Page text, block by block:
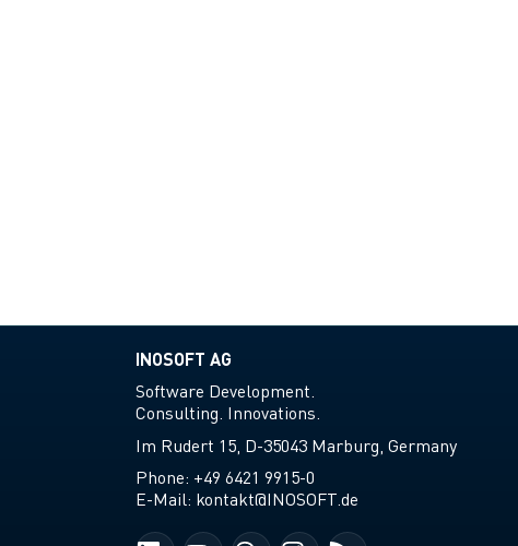
INOSOFT AG
Software Development.
Consulting. Innovations.
Im Rudert 15, D-35043 Marburg, Germany
Phone: +49 6421 9915-0
E-Mail: kontakt@INOSOFT.de